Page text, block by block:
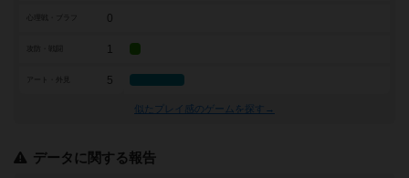
0
1
アート・外見 5
似たプレイ感のゲームを探す→
データに関する報告